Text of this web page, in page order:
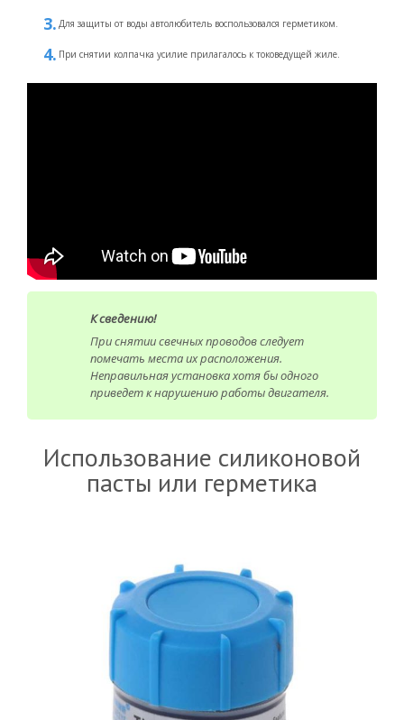
Для защиты от воды автолюбитель воспользовался герметиком.
При снятии колпачка усилие прилагалось к токоведущей жиле.
К сведению!
При снятии свечных проводов следует
помечать места их расположения.
Неправильная установка хотя бы одного
приведет к нарушению работы двигателя.
Использование силиконовой
пасты или герметика